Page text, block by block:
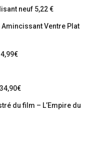
neuf 5,22 €
Amincissant Ventre Plat
du film – L’Empire du